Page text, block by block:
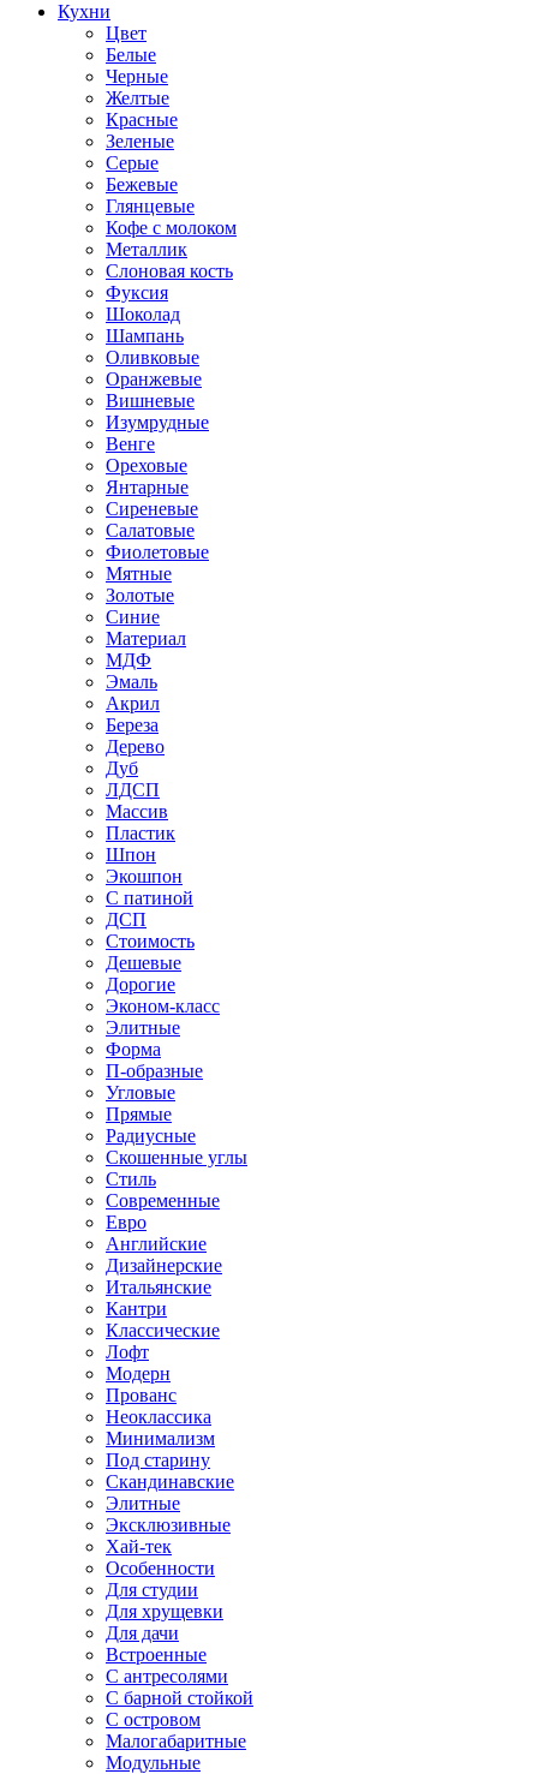
Кухни
Цвет
Белые
Черные
Желтые
Красные
Зеленые
Серые
Бежевые
Глянцевые
Кофе с молоком
Металлик
Слоновая кость
Фуксия
Шоколад
Шампань
Оливковые
Оранжевые
Вишневые
Изумрудные
Венге
Ореховые
Янтарные
Сиреневые
Салатовые
Фиолетовые
Мятные
Золотые
Синие
Материал
МДФ
Эмаль
Акрил
Береза
Дерево
Дуб
ЛДСП
Массив
Пластик
Шпон
Экошпон
С патиной
ДСП
Стоимость
Дешевые
Дорогие
Эконом-класс
Элитные
Форма
П-образные
Угловые
Прямые
Радиусные
Скошенные углы
Стиль
Современные
Евро
Английские
Дизайнерские
Итальянские
Кантри
Классические
Лофт
Модерн
Прованс
Неоклассика
Минимализм
Под старину
Скандинавские
Элитные
Эксклюзивные
Хай-тек
Особенности
Для студии
Для хрущевки
Для дачи
Встроенные
С антресолями
С барной стойкой
С островом
Малогабаритные
Модульные